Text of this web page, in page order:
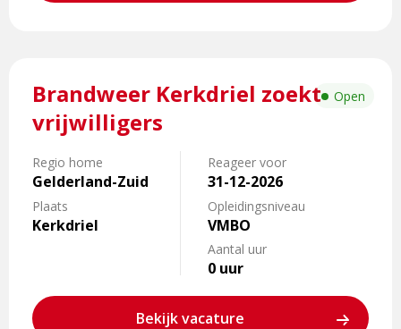
Brandweer Kerkdriel zoekt
vrijwilligers
Regio home
Gelderland-Zuid
Plaats
Kerkdriel
Reageer voor
31-12-2026
Opleidingsniveau
VMBO
Aantal uur
0 uur
Bekijk vacature
Open
meer
Brandweer
Kerkdriel
zoekt
vrijwilligers